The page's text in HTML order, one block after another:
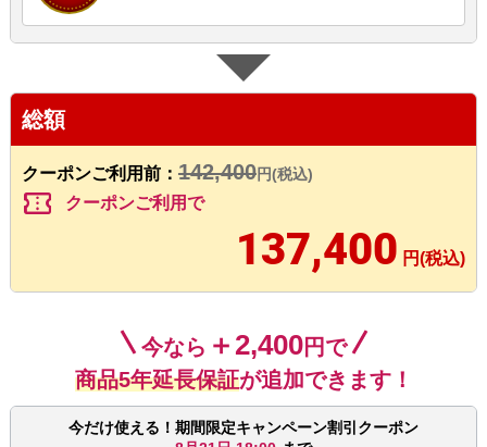
総額
クーポンご利用前： 142,400円(税込)
confirmation_number クーポンご利用で
137,400 円(税込)
今なら ＋2,400円で
商品5年延長保証が追加できます！
今だけ使える！期間限定キャンペーン割引クーポン